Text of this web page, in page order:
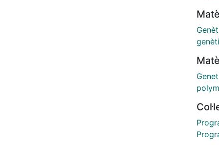
and